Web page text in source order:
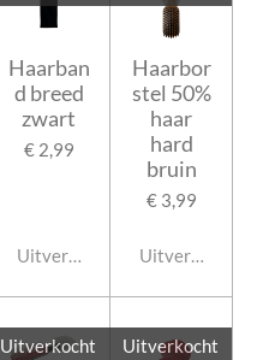
Haarban
d breed
zwart
€ 2,99
Uitverkocht
Haarbor
stel 50%
haar
hard
bruin
€ 3,99
Uitverkocht
Uitverkocht Uitverkocht